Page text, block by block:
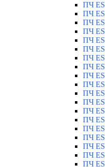
ПЧ
ПЧ
ПЧ
ПЧ
ПЧ
ПЧ
ПЧ
ПЧ
ПЧ
ПЧ
ПЧ
ПЧ
ПЧ
ПЧ
ПЧ
ПЧ
ПЧ
ПЧ
ПЧ